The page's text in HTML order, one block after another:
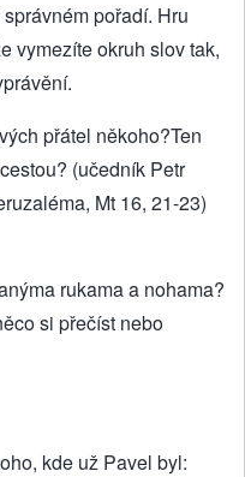
pořadí. Hru
vymezíte okruh slov tak,
přátel někoho?Ten
(učedník Petr
Mt 16, 21-23)
rukama a nohama?
si přečíst nebo
kde už Pavel byl: